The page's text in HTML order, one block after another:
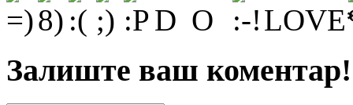
Залиште ваш коментар!